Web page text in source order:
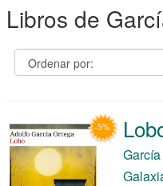
Libros de